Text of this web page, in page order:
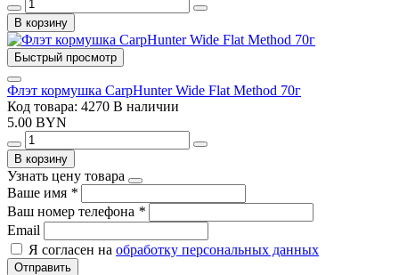
В корзину
Быстрый просмотр
Флэт кормушка CarpHunter Wide Flat Method 70г
Код товара: 4270 В наличии
5.00 BYN
В корзину
Узнать цену товара
Ваше имя *
Ваш номер телефона *
Email
Я согласен на обработку персональных данных
Отправить